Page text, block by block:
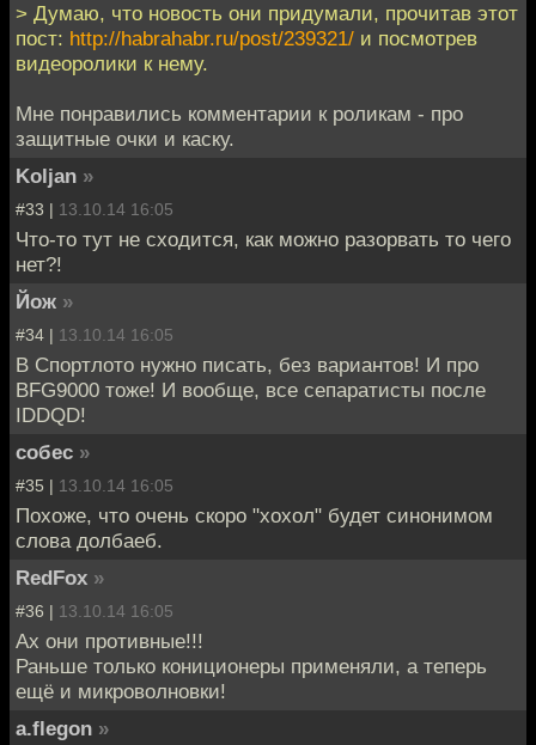
> Думаю, что новость они придумали, прочитав этот
пост: http://habrahabr.ru/post/239321/ и посмотрев
видеоролики к нему.
Мне понравились комментарии к роликам - про
защитные очки и каску.
Koljan »
#33 | 13.10.14 16:05
Что-то тут не сходится, как можно разорвать то чего
нет?!
Йож »
#34 | 13.10.14 16:05
В Спортлото нужно писать, без вариантов! И про
BFG9000 тоже! И вообще, все сепаратисты после
IDDQD!
собес »
#35 | 13.10.14 16:05
Похоже, что очень скоро "хохол" будет синонимом
слова долбаеб.
RedFox »
#36 | 13.10.14 16:05
Ах они противные!!!
Раньше только кониционеры применяли, а теперь
ещё и микроволновки!
a.flegon »